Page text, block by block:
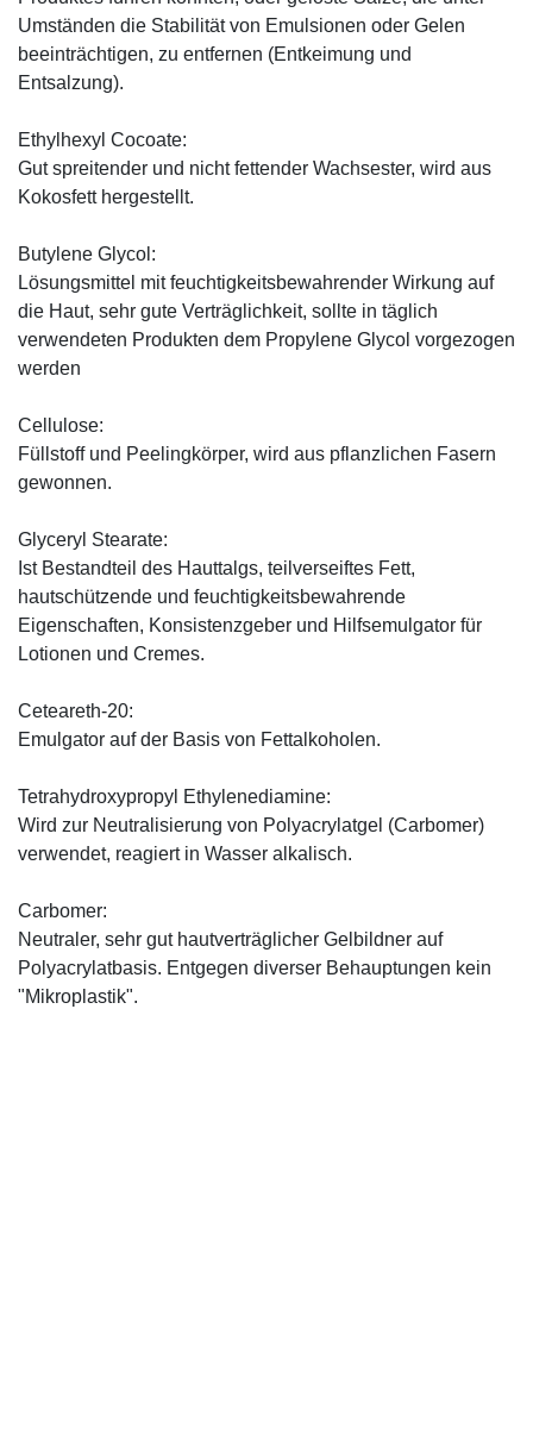
Umständen die Stabilität von Emulsionen oder Gelen
beeinträchtigen, zu entfernen (Entkeimung und
Entsalzung).
Ethylhexyl Cocoate:
Gut spreitender und nicht fettender Wachsester, wird aus
Kokosfett hergestellt.
Butylene Glycol:
Lösungsmittel mit feuchtigkeitsbewahrender Wirkung auf
die Haut, sehr gute Verträglichkeit, sollte in täglich
verwendeten Produkten dem Propylene Glycol vorgezogen
werden
Cellulose:
Füllstoff und Peelingkörper, wird aus pflanzlichen Fasern
gewonnen.
Glyceryl Stearate:
Ist Bestandteil des Hauttalgs, teilverseiftes Fett,
hautschützende und feuchtigkeitsbewahrende
Eigenschaften, Konsistenzgeber und Hilfsemulgator für
Lotionen und Cremes.
Ceteareth-20:
Emulgator auf der Basis von Fettalkoholen.
Tetrahydroxypropyl Ethylenediamine:
Wird zur Neutralisierung von Polyacrylatgel (Carbomer)
verwendet, reagiert in Wasser alkalisch.
Carbomer:
Neutraler, sehr gut hautverträglicher Gelbildner auf
Polyacrylatbasis. Entgegen diverser Behauptungen kein
"Mikroplastik".